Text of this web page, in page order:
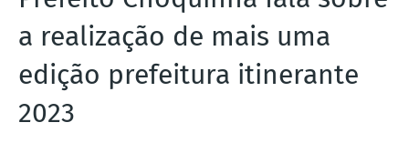
a realização de mais uma
edição prefeitura itinerante
2023